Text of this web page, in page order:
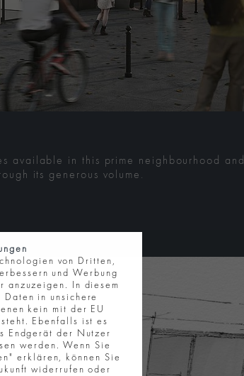
von Dritten,
und Werbung
anzuzeigen. In diesem
Daten in unsichere
kein mit der EU
Ebenfalls ist es
Endgerät der Nutzer
werden. Wenn Sie
erklären, können Sie
widerrufen oder
available in this prime neighbourhood and
its generous volume.